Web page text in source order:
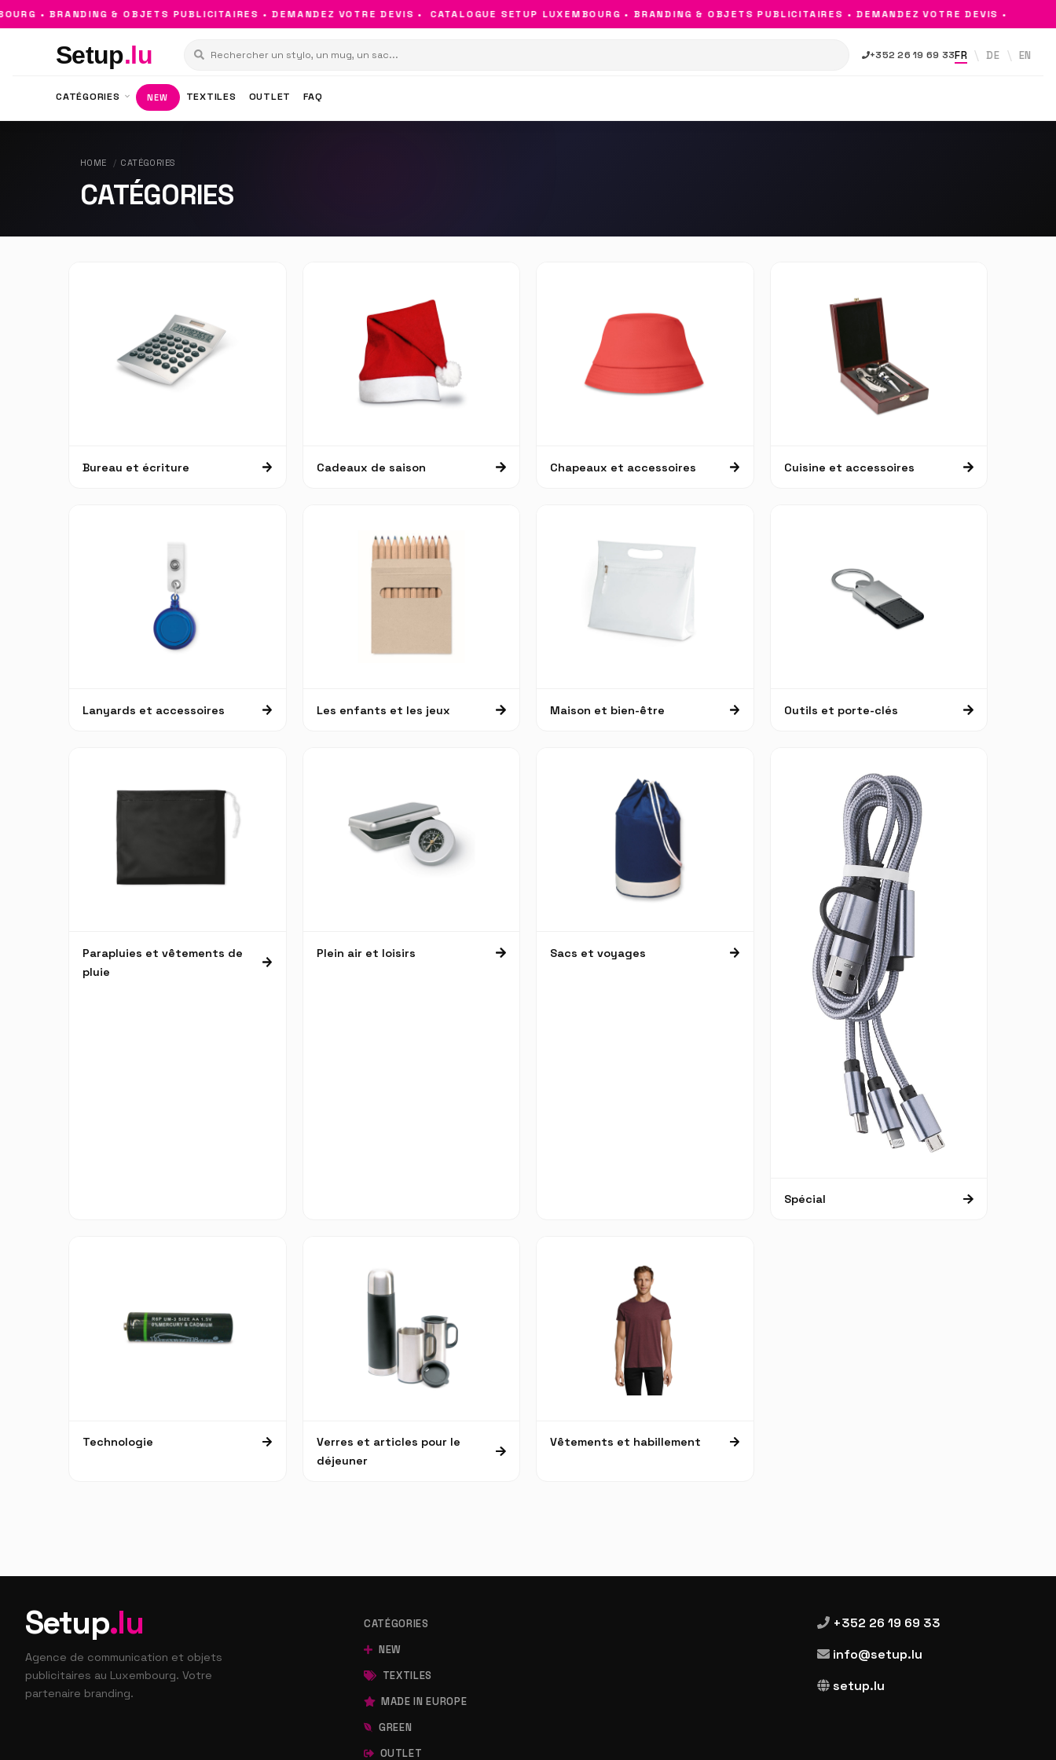
• BRANDING & OBJETS PUBLICITAIRES • DEMANDEZ VOTRE DEVIS • CATALOGUE SETUP LUXEMBOURG • BRANDING & OBJETS PUBLICITAIRES • DEMANDEZ VOTRE DEVIS •
Setup.lu +352 26 19 69 33FR DE EN
CATÉGORIES NEW TEXTILES OUTLET FAQ
HOME CATÉGORIES
CATÉGORIES
Bureau et écriture Cadeaux de saison Chapeaux et accessoires Cuisine et accessoires
Lanyards et accessoires Les enfants et les jeux Maison et bien-être Outils et porte-clés
Parapluies et vêtements de
pluie
Plein air et loisirs Sacs et voyages
Spécial
Technologie
Verres et articles pour le
déjeuner
Vêtements et habillement
Setup.lu
Agence de communication et objets
publicitaires au Luxembourg. Votre
partenaire branding.
CATÉGORIES
NEW
TEXTILES
MADE IN EUROPE
GREEN
OUTLET
+352 26 19 69 33
info@setup.lu
setup.lu